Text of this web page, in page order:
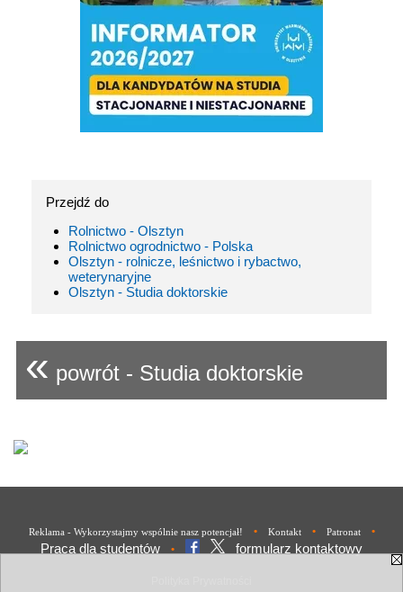
Przejdź do
Rolnictwo - Olsztyn
Rolnictwo ogrodnictwo - Polska
Olsztyn - rolnicze, leśnictwo i rybactwo,
weterynaryjne
Olsztyn - Studia doktorskie
« powrót - Studia doktorskie
Reklama - Wykorzystajmy wspólnie nasz potencjał! • Kontakt • Patronat •
Praca dla studentów • formularz kontaktowy